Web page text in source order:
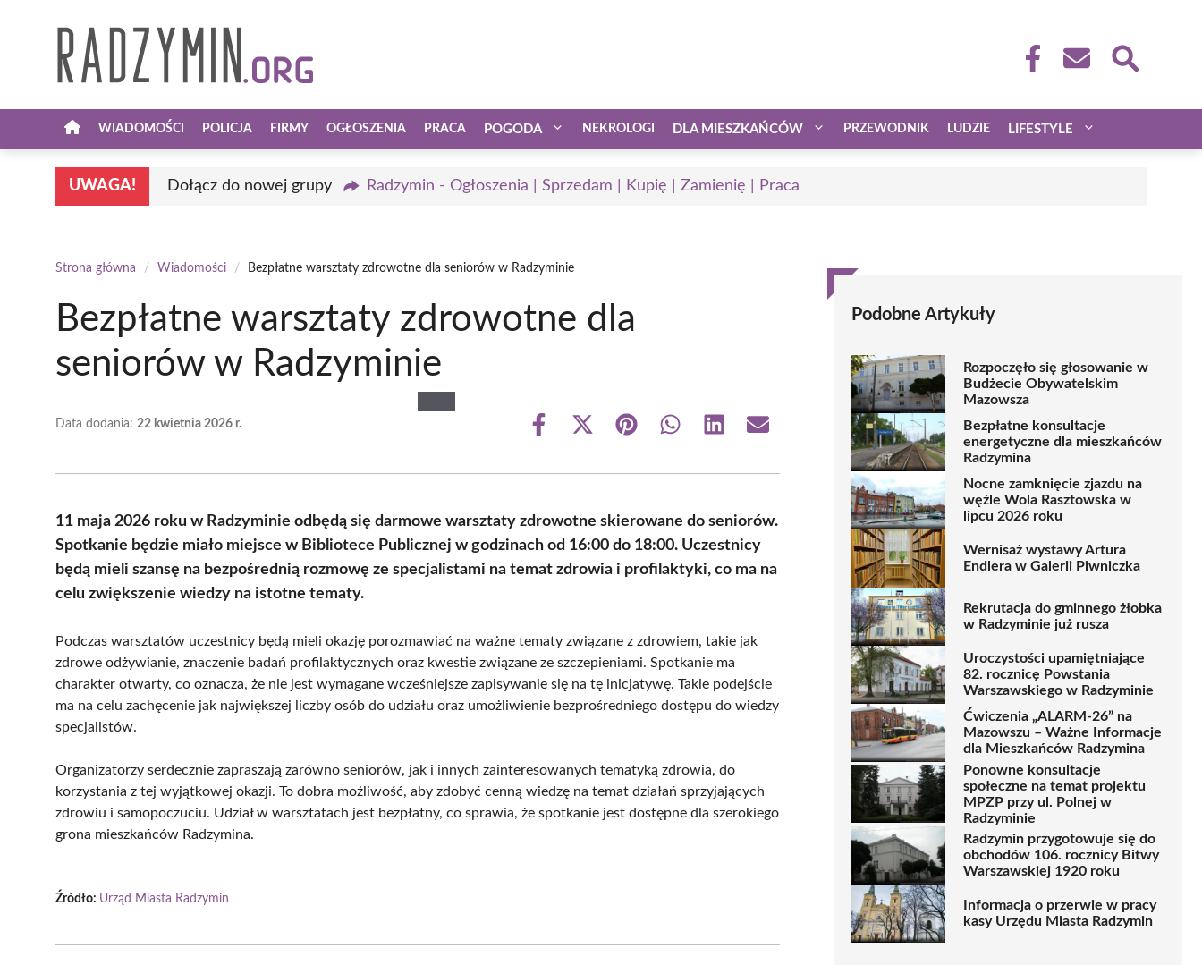
WIADOMOŚCI POLICJA FIRMY OGŁOSZENIA PRACA POGODA NEKROLOGI DLA MIESZKAŃCÓW PRZEWODNIK LUDZIE LIFESTYLE
UWAGA! Dołącz do nowej grupy Radzymin - Ogłoszenia | Sprzedam | Kupię | Zamienię | Praca
Strona główna / Wiadomości / Bezpłatne warsztaty zdrowotne dla seniorów w Radzyminie
Bezpłatne warsztaty zdrowotne dla
seniorów w Radzyminie
Data dodania: 22 kwietnia 2026 r.
Share
Share
(Twitter)
Share Share Share Share
11 maja 2026 roku w Radzyminie odbędą się darmowe warsztaty zdrowotne skierowane do seniorów.
Spotkanie będzie miało miejsce w Bibliotece Publicznej w godzinach od 16:00 do 18:00. Uczestnicy
będą mieli szansę na bezpośrednią rozmowę ze specjalistami na temat zdrowia i profilaktyki, co ma na
celu zwiększenie wiedzy na istotne tematy.
Podczas warsztatów uczestnicy będą mieli okazję porozmawiać na ważne tematy związane z zdrowiem, takie jak
zdrowe odżywianie, znaczenie badań profilaktycznych oraz kwestie związane ze szczepieniami. Spotkanie ma
charakter otwarty, co oznacza, że nie jest wymagane wcześniejsze zapisywanie się na tę inicjatywę. Takie podejście
ma na celu zachęcenie jak największej liczby osób do udziału oraz umożliwienie bezprośredniego dostępu do wiedzy
specjalistów.
Organizatorzy serdecznie zapraszają zarówno seniorów, jak i innych zainteresowanych tematyką zdrowia, do
korzystania z tej wyjątkowej okazji. To dobra możliwość, aby zdobyć cenną wiedzę na temat działań sprzyjających
zdrowiu i samopoczuciu. Udział w warsztatach jest bezpłatny, co sprawia, że spotkanie jest dostępne dla szerokiego
grona mieszkańców Radzymina.
Źródło: Urząd Miasta Radzymin
Podobne Artykuły
Rozpoczęło się głosowanie w
Budżecie Obywatelskim
Mazowsza
Bezpłatne konsultacje
energetyczne dla mieszkańców
Radzymina
Nocne zamknięcie zjazdu na
węźle Wola Rasztowska w
lipcu 2026 roku
Wernisaż wystawy Artura
Endlera w Galerii Piwniczka
Rekrutacja do gminnego żłobka
w Radzyminie już rusza
Uroczystości upamiętniające
82. rocznicę Powstania
Warszawskiego w Radzyminie
Ćwiczenia „ALARM-26” na
Mazowszu – Ważne Informacje
dla Mieszkańców Radzymina
Ponowne konsultacje
społeczne na temat projektu
MPZP przy ul. Polnej w
Radzyminie
Radzymin przygotowuje się do
obchodów 106. rocznicy Bitwy
Warszawskiej 1920 roku
Informacja o przerwie w pracy
kasy Urzędu Miasta Radzymin